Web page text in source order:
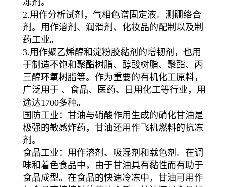
冻剂。
2.用作分析试剂，气相色谱固定液。测硼络合
剂。用作溶剂、润滑剂、化妆品的配制以及制
药工业。
3.用作聚乙烯醇和淀粉胶黏剂的增韧剂，也用
于制造不饱和聚酯树脂、醇酸树脂、聚酯、丙
三醇环氧树脂等。作为重要的有机化工原料，
广泛用于 、食品、医药、日用化工等行业，用
途达1700多种。
国防工业：甘油与硝酸作用生成的硝化甘油是
极强的敏感炸药，甘油还用作飞机燃料的抗冻
剂。
食品工业：用作溶剂、吸湿剂和载色剂。在调
味和着色食品中，由于甘油具有黏性而有助于
食品成型。在食品的快速冷冻中，甘油可用作